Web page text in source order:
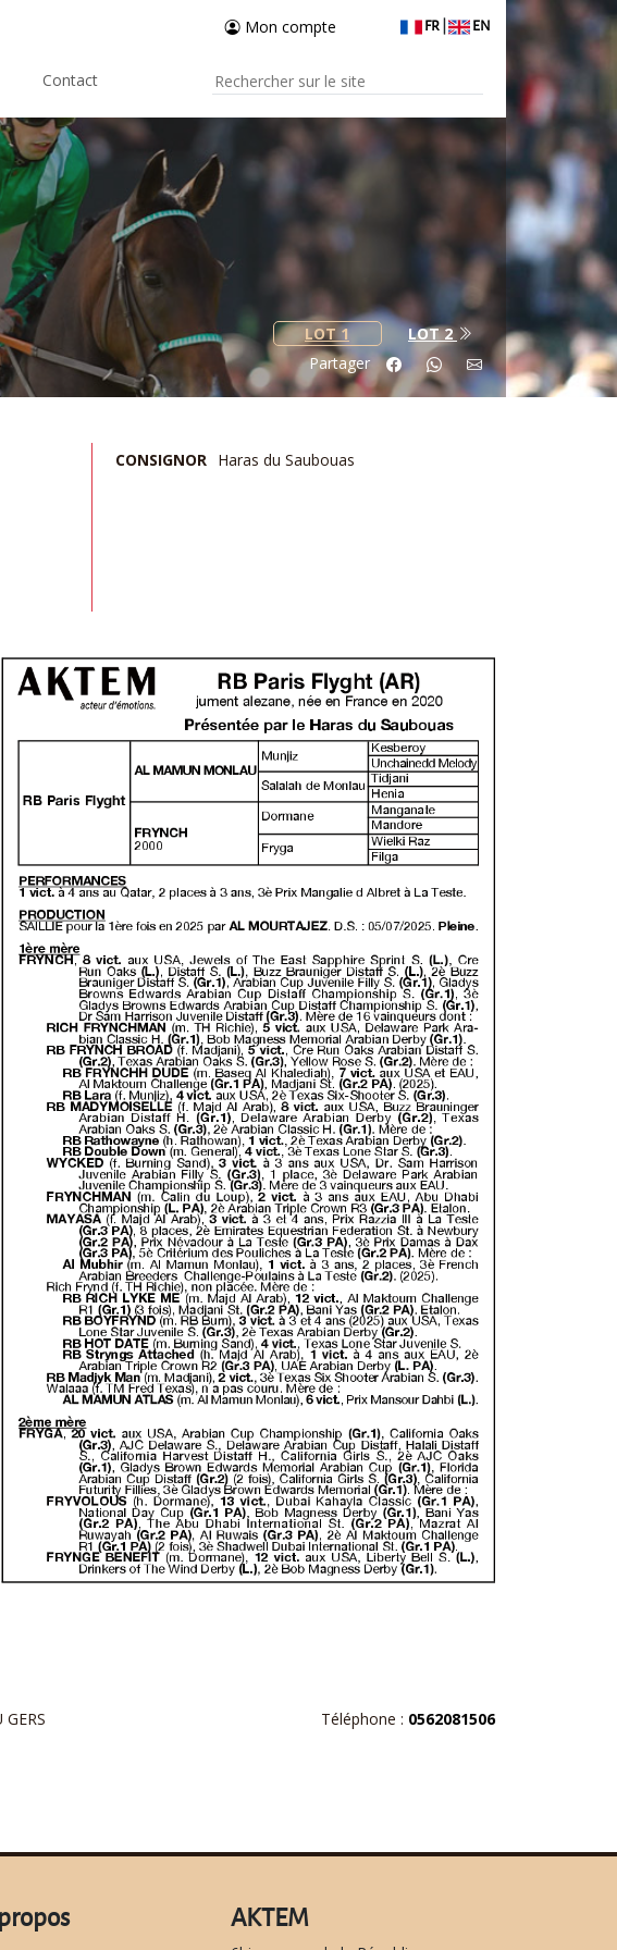
Mon compte FR EN
Contact
LOT 1
LOT 2
Partager
CONSIGNOR Haras du Saubouas
Téléphone : 0562081506
AKTEM